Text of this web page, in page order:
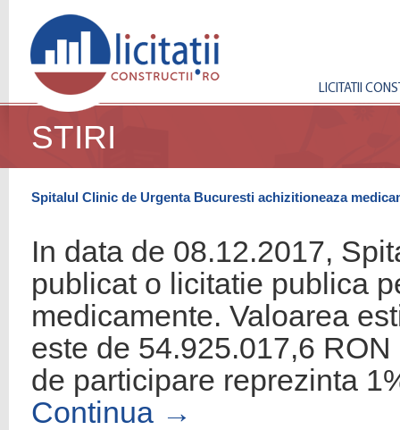
LICITATII
STIRI
Spitalul Clinic de Urgenta Bucuresti achizitioneaza
In data de 08.12.2017,
publicat o licitatie publica
medicamente. Valoarea
este de 54.925.017,6
de participare reprezinta
Continua →